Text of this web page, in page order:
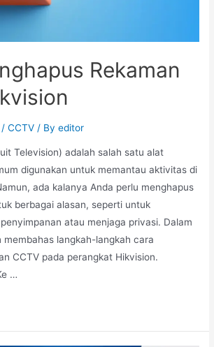
Rekaman
/CCTV / Byeditor
Television) adalah salah satu alat
digunakan untuk memantau aktivitas di
ada kalanya Anda perlu menghapus
berbagai alasan, seperti untuk
atau menjaga privasi. Dalam
membahas langkah-langkah cara
CCTV pada perangkat Hikvision.
…